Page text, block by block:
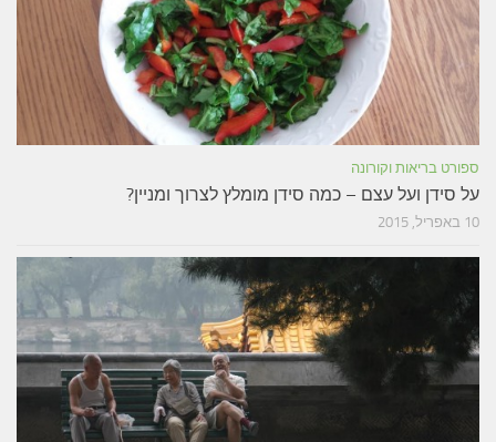
ספורט בריאות וקורונה
על סידן ועל עצם – כמה סידן מומלץ לצרוך ומניין?
10 באפריל, 2015